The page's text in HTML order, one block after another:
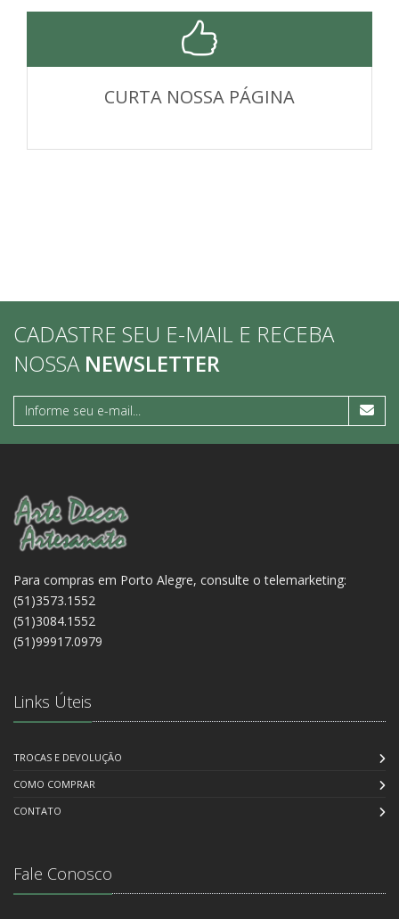
CURTA NOSSA PÁGINA
CADASTRE SEU E-MAIL E RECEBA
NOSSA NEWSLETTER
Para compras em Porto Alegre, consulte o telemarketing:
(51)3573.1552
(51)3084.1552
(51)99917.0979
Links Úteis
TROCAS E DEVOLUÇÃO
COMO COMPRAR
CONTATO
Fale Conosco